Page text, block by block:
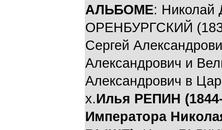
АЛЬБОМЕ:
ОРЕНБУРГСКИЙ
Сергей
Александрович и
Александрович в
х.Илья РЕПИН
Императора